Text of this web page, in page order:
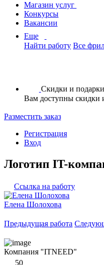
Магазин услуг
Конкурсы
Вакансии
Еще
Найти работу Все
Скидки и
Вам доступны скидки
Разместить заказ
Регистрация
Вход
Логотип IT-
Ссылка на работу
Елена Шолохова
Предыдущая работа
Компания "ITNEED"
50